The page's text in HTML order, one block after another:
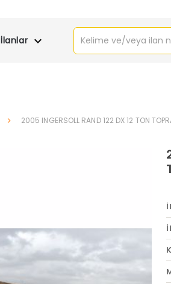
İlanlar
2005 INGERSOLL RAND 122 DX 12 TON